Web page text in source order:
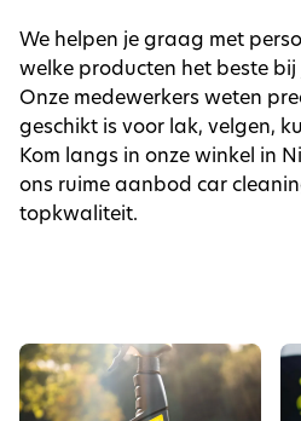
We helpen je graag met
welke producten het beste
Onze medewerkers weten
geschikt is voor lak, velgen,
Kom langs in onze winkel in
ons ruime aanbod car
topkwaliteit.